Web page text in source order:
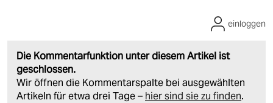
Die Kommentarfunktion unter diesem Artikel ist
geschlossen.
Wir öffnen die Kommentarspalte bei ausgewählten
Artikeln für etwa drei Tage – hier sind sie zu finden.
einloggen